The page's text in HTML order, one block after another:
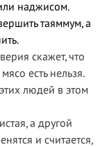
наджисом.
таяммум, а
скажет, что
есть нельзя.
людей в этом
а другой
и считается,